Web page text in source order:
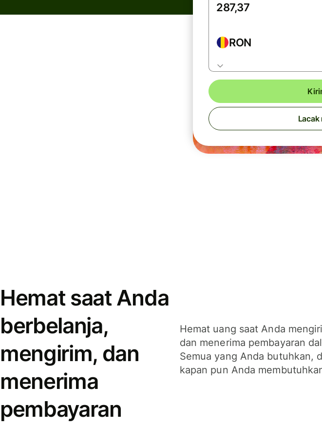
RON
Hemat saat Anda
berbelanja,
mengirim, dan
menerima
pembayaran
Hemat uang saat Anda
dan menerima pembayaran
Semua yang Anda butuhkan,
kapan pun Anda